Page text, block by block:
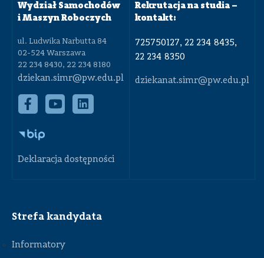
Wydział Samochodów
i Maszyn Roboczych
ul. Ludwika Narbutta 84
02-524 Warszawa
22 234 8430, 22 234 8180
dziekan.simr@pw.edu.pl
Deklaracja dostępności
Rekrutacja na studia –
kontakt:
725750127, 22 234 8435,
22 234 8350
dziekanat.simr@pw.edu.pl
Strefa kandydata
Informatory